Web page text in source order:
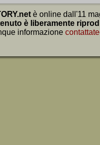
è online dall'11
è liberamente
informazione